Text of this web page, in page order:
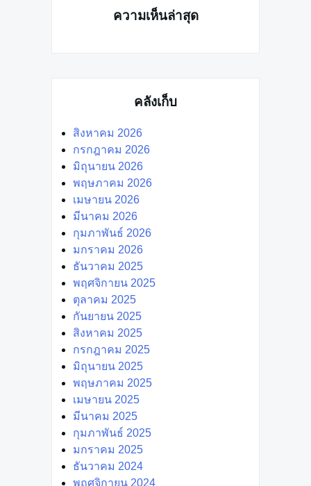
ความเห็นล่าสุด
คลังเก็บ
สิงหาคม 2026
กรกฎาคม 2026
มิถุนายน 2026
พฤษภาคม 2026
เมษายน 2026
มีนาคม 2026
กุมภาพันธ์ 2026
มกราคม 2026
ธันวาคม 2025
พฤศจิกายน 2025
ตุลาคม 2025
กันยายน 2025
สิงหาคม 2025
กรกฎาคม 2025
มิถุนายน 2025
พฤษภาคม 2025
เมษายน 2025
มีนาคม 2025
กุมภาพันธ์ 2025
มกราคม 2025
ธันวาคม 2024
พฤศจิกายน 2024